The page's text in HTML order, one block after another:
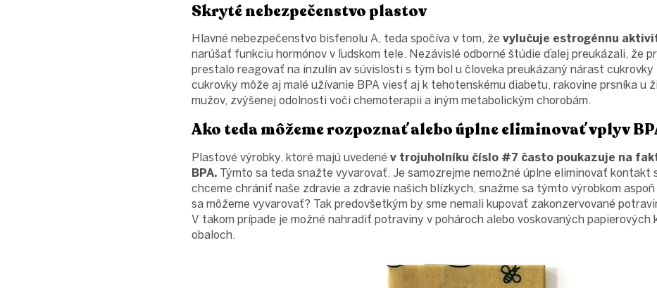
Skryté nebezpečenstvo plastov
Hlavné nebezpečenstvo bisfenolu A, teda spočíva v tom, že vylučuje estrogénnu
narúšať funkciu hormónov v ľudskom tele. Nezávislé odborné štúdie ďalej preukázali, že
prestalo reagovať na inzulín av súvislosti s tým bol u človeka preukázaný nárast cukrovky
cukrovky môže aj malé užívanie BPA viesť aj k tehotenskému diabetu, rakovine prsníka u
mužov, zvýšenej odolnosti voči chemoterapii a iným metabolickým chorobám.
Ako teda môžeme rozpoznať alebo úplne eliminovať vplyv
Plastové výrobky, ktoré majú uvedené v trojuholníku číslo #7 často poukazuje na
BPA. Týmto sa teda snažte vyvarovať. Je samozrejme nemožné úplne eliminovať kontakt
chceme chrániť naše zdravie a zdravie našich blízkych, snažme sa týmto výrobkom
sa môžeme vyvarovať? Tak predovšetkým by sme nemali kupovať zakonzervované
V takom prípade je možné nahradiť potraviny v pohároch alebo voskovaných papierových
obaloch.